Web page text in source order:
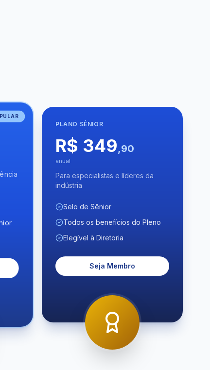
PLANO SÊNIOR
R$ 349,90
anual
Para especialistas e líderes da
indústria
Selo de Sênior
Todos os benefícios do Pleno
Elegível à Diretoria
Seja Membro